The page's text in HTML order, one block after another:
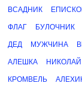
ВСАДНИК
ФЛАГ БУЛОЧНИК
ДЕД МУЖЧИНА
АЛЕШКА НИКОЛАЙ
КРОМВЕЛЬ